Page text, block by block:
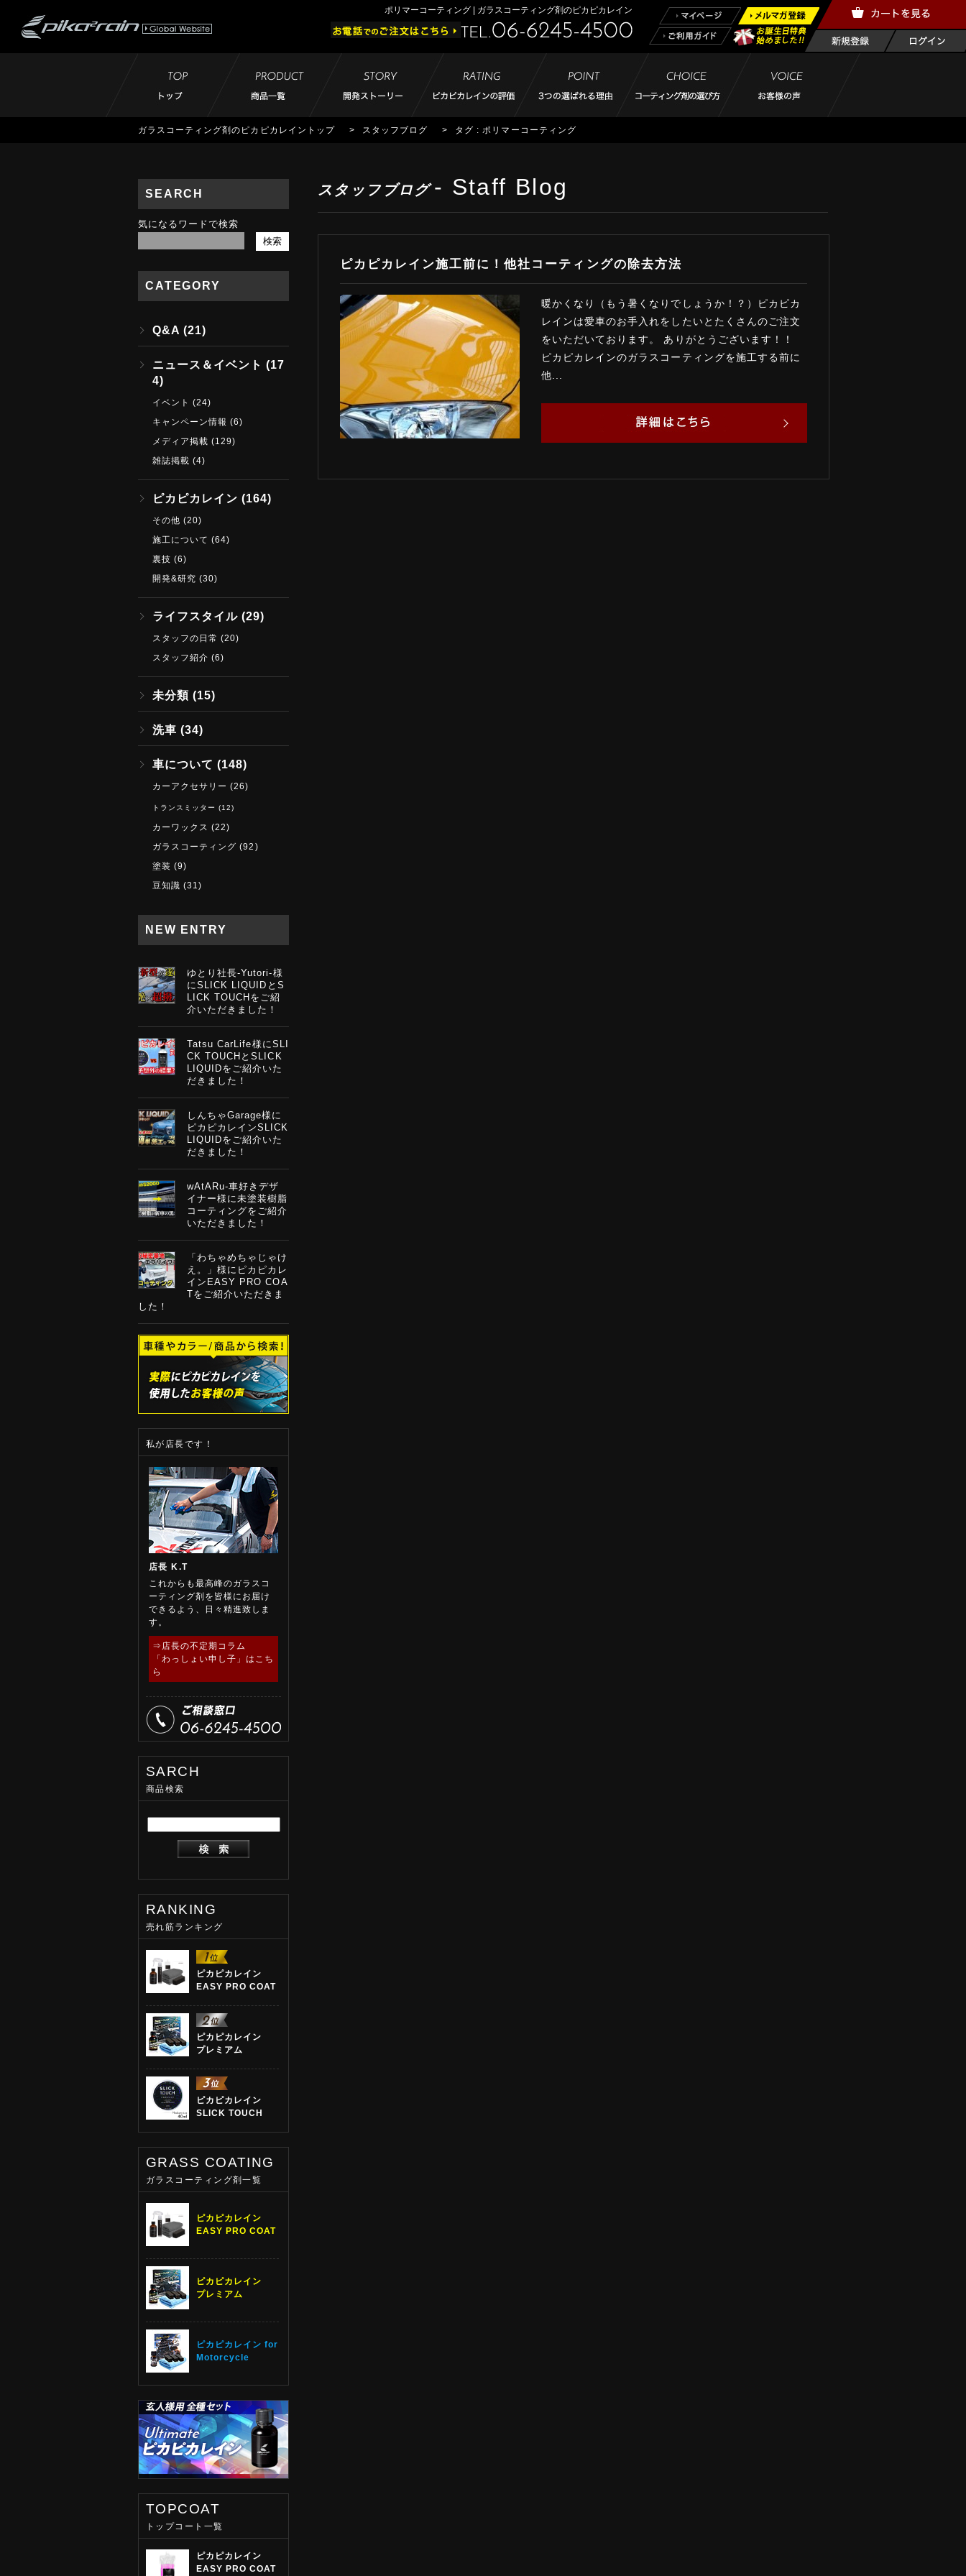
ポリマーコーティング | ガラスコーティング剤のピカピカレイン
ガラスコーティング剤のピカピカレイントップ > スタッフブログ > タグ : ポリマーコーティング
スタッフブログ - Staff Blog
ピカピカレイン施工前に！他社コーティングの除去方法
暖かくなり（もう暑くなりでしょうか！？）ピカピカ
レインは愛車のお手入れをしたいとたくさんのご注文
をいただいております。 ありがとうございます！！
ピカピカレインのガラスコーティングを施工する前に
他...
SEARCH
気になるワードで検索
CATEGORY
Q&A (21)
ニュース＆イベント (17
4)
イベント (24)
キャンペーン情報 (6)
メディア掲載 (129)
雑誌掲載 (4)
ピカピカレイン (164)
その他 (20)
施工について (64)
裏技 (6)
開発&研究 (30)
ライフスタイル (29)
スタッフの日常 (20)
スタッフ紹介 (6)
未分類 (15)
洗車 (34)
車について (148)
カーアクセサリー (26)
トランスミッター (12)
カーワックス (22)
ガラスコーティング (92)
塗装 (9)
豆知識 (31)
NEW ENTRY
ゆとり社長-Yutori-様
にSLICK LIQUIDとS
LICK TOUCHをご紹
介いただきました！
Tatsu CarLife様にSLI
CK TOUCHとSLICK
LIQUIDをご紹介いた
だきました！
しんちゃGarage様に
ピカピカレインSLICK
LIQUIDをご紹介いた
だきました！
wAtARu-車好きデザ
イナー様に未塗装樹脂
コーティングをご紹介
いただきました！
「わちゃめちゃじゃけ
え。」様にピカピカレ
インEASY PRO COA
Tをご紹介いただきま
した！
私が店長です！
店長 K.T
これからも最高峰のガラスコ
ーティング剤を皆様にお届け
できるよう、日々精進致しま
す。
⇒店長の不定期コラム
「わっしょい申し子」はこち
ら
SARCH
商品検索
RANKING
売れ筋ランキング
ピカピカレイン
EASY PRO COAT
ピカピカレイン
プレミアム
ピカピカレイン
SLICK TOUCH
GRASS COATING
ガラスコーティング剤一覧
ピカピカレイン
EASY PRO COAT
ピカピカレイン
プレミアム
ピカピカレイン for
Motorcycle
TOPCOAT
トップコート一覧
ピカピカレイン
EASY PRO COAT